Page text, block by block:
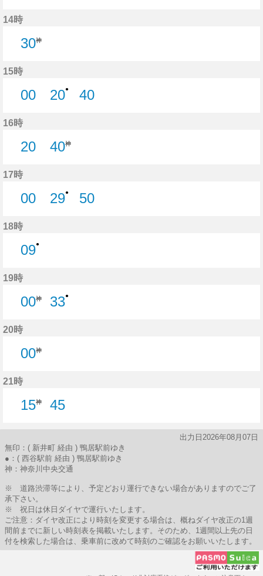
14時
30神
15時
00
20●
40
16時
20
40神
17時
00
29●
50
18時
09●
19時
00神
33●
20時
00神
21時
15神
45
出力日2026年08月07日
無印：( 新井町 経由 ) 鴨居駅前ゆき
●：( 西谷駅前 経由 ) 鴨居駅前ゆき
神：神奈川中央交通
※ 道路渋滞等により、予定どおり運行できない場合がありますのでご了
承下さい。
※ 祝日は休日ダイヤで運行いたします。
ご注意：ダイヤ改正により時刻を変更する場合は、概ねダイヤ改正の1週
間前までに新しい時刻表を掲載いたします。そのため、1週間以上先の日
付を検索した場合は、乗車前に改めて時刻のご確認をお願いいたします。